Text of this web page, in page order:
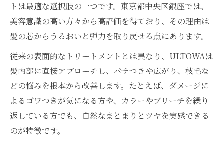
トは最適な選択肢の一つです。東京都中央区銀座では、
美容意識の高い方々から高評価を得ており、その理由は
髪の芯からうるおいと弾力を取り戻せる点にあります。
従来の表面的なトリートメントとは異なり、ULTOWAは
髪内部に直接アプローチし、パサつきや広がり、枝毛な
どの悩みを根本から改善します。たとえば、ダメージに
よるゴワつきが気になる方や、カラーやブリーチを繰り
返している方でも、自然なまとまりとツヤを実感できる
のが特徴です。